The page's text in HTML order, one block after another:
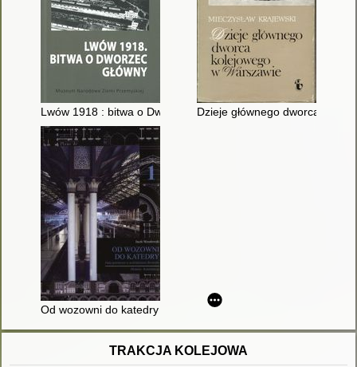
Lwów 1918 : bitwa o Dworzec GłównyDzieje głównego dworca
Od wozowni do katedry : hala peronowa w architekturze
TRAKCJA KOLEJOWA